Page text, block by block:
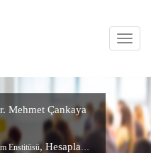
Mehmet Çankaya
Enstitüsü, Hesaplamalı Bilim ve Mühendislik